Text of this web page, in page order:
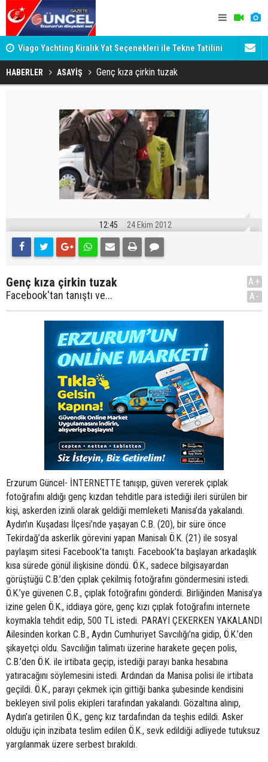
Viago Yachting Kiralık Yat Seçenekleri ile Tekne Tatilini
Planlayın
AHBAP
HABERLER ASAYİŞ Genç kıza çirkin tuzak
12:45 24 Ekim 2012
Genç kıza çirkin tuzak
Facebook'tan tanıştı ve...
A+
A-
Erzurum Güncel- İNTERNETTE tanışıp, güven vererek çıplak
fotoğrafını aldığı genç kızdan tehditle para istediği ileri sürülen bir
kişi, askerden izinli olarak geldiği memleketi Manisa’da yakalandı.
Aydın’ın Kuşadası İlçesi’nde yaşayan C.B. (20), bir süre önce
Tekirdağ’da askerlik görevini yapan Manisalı Ö.K. (21) ile sosyal
paylaşım sitesi Facebook’ta tanıştı. Facebook’ta başlayan arkadaşlık
kısa sürede gönül ilişkisine döndü. Ö.K., sadece bilgisayardan
görüştüğü C.B.’den çıplak çekilmiş fotoğrafını göndermesini istedi.
Ö.K.’ye güvenen C.B., çıplak fotoğrafını gönderdi. Birliğinden Manisa’ya
izine gelen Ö.K., iddiaya göre, genç kızı çıplak fotoğrafını internete
koymakla tehdit edip, 500 TL istedi. PARAYI ÇEKERKEN YAKALANDI
Ailesinden korkan C.B., Aydın Cumhuriyet Savcılığı’na gidip, Ö.K.’den
şikayetçi oldu. Savcılığın talimatı üzerine harakete geçen polis,
C.B.’den Ö.K. ile irtibata geçip, istediği parayı banka hesabına
yatıracağını söylemesini istedi. Ardından da Manisa polisi ile irtibata
geçildi. Ö.K., parayı çekmek için gittiği banka şubesinde kendisini
bekleyen sivil polis ekipleri tarafından yakalandı. Gözaltına alınıp,
Aydın’a getirilen Ö.K., genç kız tardafından da teşhis edildi. Asker
olduğu için inzibata teslim edilen Ö.K., sevk edildiği adliyede tutuksuz
yargılanmak üzere serbest bırakıldı.